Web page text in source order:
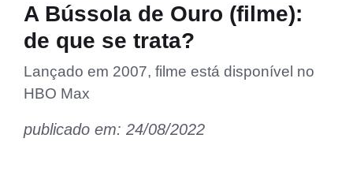
A Bússola de Ouro (filme):
de que se trata?
Lançado em 2007, filme está disponível no
HBO Max
publicado em: 24/08/2022